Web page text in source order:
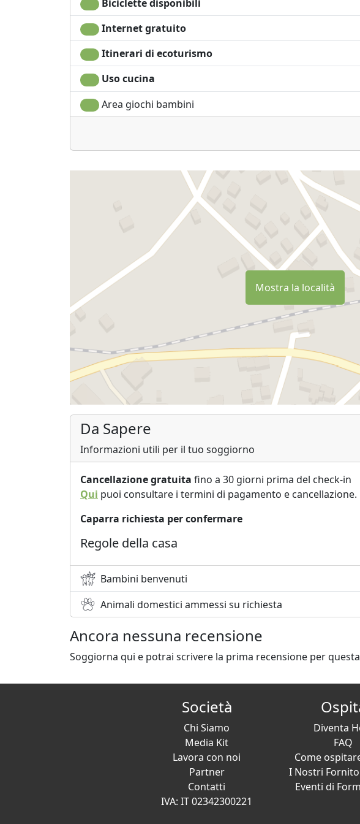
Biciclette disponibili
Internet gratuito
Itinerari di ecoturismo
Uso cucina
Area giochi bambini
Mostra la località
Da Sapere
Informazioni utili per il tuo soggiorno
Cancellazione gratuita fino a 30 giorni prima del check-in
Qui puoi consultare i termini di pagamento e cancellazione.
Caparra richiesta per confermare
Regole della casa
Bambini benvenuti
Animali domestici ammessi su richiesta
Ancora nessuna recensione
Soggiorna qui e potrai scrivere la prima recensione per
Società
Chi Siamo
Media Kit
Lavora con noi
Partner
Contatti
IVA: IT 02342300221
Diventa
FAQ
Come
I Nostri
Eventi di